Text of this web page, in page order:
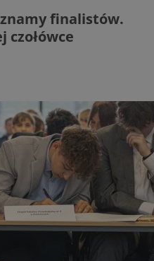
finalistów.
czołówce